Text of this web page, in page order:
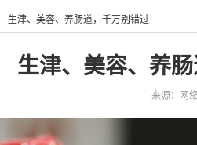
生津、美容、养肠道，千万别错过
生津、美容、养
来源：网